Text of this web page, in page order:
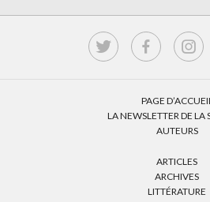
PAGE
LA NEWSLETTER DE LA
AUTEURS
ARTICLES
ARCHIVES
LITTÉRATURE